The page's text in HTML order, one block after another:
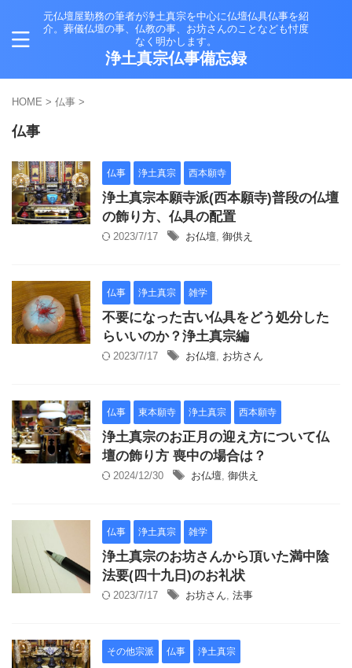
元仏壇屋勤務の筆者が浄土真宗を中心に仏壇仏具仏事を紹
介。葬儀仏壇の事、仏教の事、お坊さんのことなども忖度
なく明かします。
浄土真宗仏事備忘録
HOME > 仏事 >
仏事
仏事 浄土真宗 西本願寺
浄土真宗本願寺派(西本願寺)普段の仏壇
の飾り方、仏具の配置
2023/7/17 お仏壇, 御供え
仏事 浄土真宗 雑学
不要になった古い仏具をどう処分した
らいいのか？浄土真宗編
2023/7/17 お仏壇, お坊さん
仏事 東本願寺 浄土真宗 西本願寺
浄土真宗のお正月の迎え方について仏
壇の飾り方 喪中の場合は？
2024/12/30 お仏壇, 御供え
仏事 浄土真宗 雑学
浄土真宗のお坊さんから頂いた満中陰
法要(四十九日)のお礼状
2023/7/17 お坊さん, 法事
その他宗派 仏事 浄土真宗